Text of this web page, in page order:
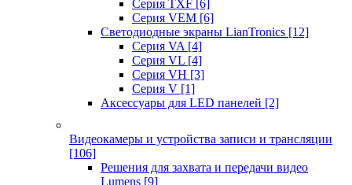
Серия TXF [6]
Серия VEM [6]
Светодиодные экраны LianTronics [12]
Серия VA [4]
Серия VL [4]
Серия VH [3]
Серия V [1]
Аксессуары для LED панелей [2]
Видеокамеры и устройства записи и трансляции
[106]
Решения для захвата и передачи видео
Lumens [9]